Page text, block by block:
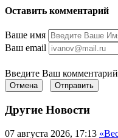
Оставить комментарий
Ваше имя
Ваш email
Введите Ваш комментарий
Отмена Отправить
Другие Новости
07 августа 2026, 17:13